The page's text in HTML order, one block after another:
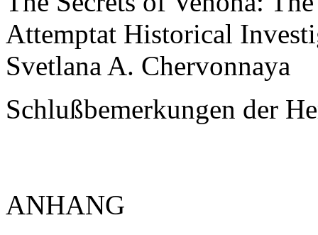
Attemptat Historical
Svetlana A. Chervonnaya
Schlußbemerkungen der
ANHANG